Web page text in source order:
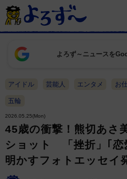
よろず～ニュースを
アイドル 芸能人 エンタメ お
五輪
2026.05.25(Mon)
45歳の衝撃！熊切あさ
ショット 「挫折」｢恋
明かすフォトエッセイ